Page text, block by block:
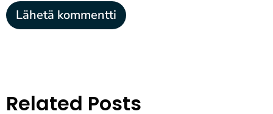
Related Posts